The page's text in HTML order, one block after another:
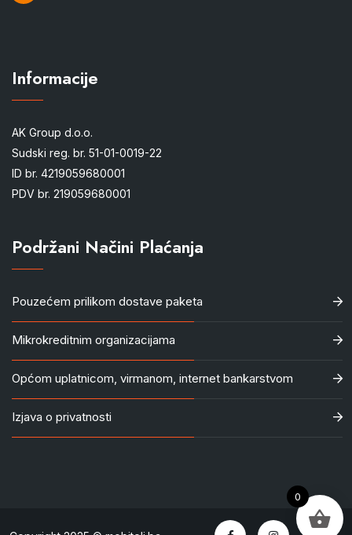
Informacije
AK Group d.o.o.
Sudski reg. br. 51-01-0019-22
ID br. 4219059680001
PDV br. 219059680001
Podržani Načini Plaćanja
Pouzećem prilikom dostave paketa
Mikrokreditnim organizacijama
Općom uplatnicom, virmanom, internet bankarstvom
Izjava o privatnosti
0